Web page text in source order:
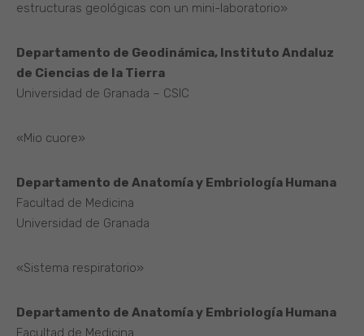
estructuras geológicas con un mini-laboratorio»
Departamento de Geodinámica, Instituto Andaluz
de Ciencias de la Tierra
Universidad de Granada – CSIC
«Mio cuore»
Departamento de Anatomía y Embriología Humana
Facultad de Medicina
Universidad de Granada
«Sistema respiratorio»
Departamento de Anatomía y Embriología Humana
Facultad de Medicina